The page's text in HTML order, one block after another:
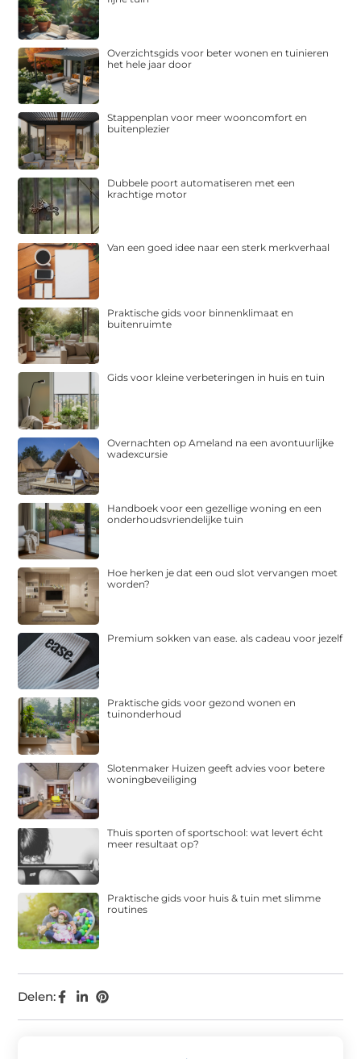
Delen:
Overzichtsgids voor beter wonen en tuinieren
het hele jaar door
Stappenplan voor meer wooncomfort en
buitenplezier
Dubbele poort automatiseren met een
krachtige motor
Van een goed idee naar een sterk merkverhaal
Praktische gids voor binnenklimaat en
buitenruimte
Gids voor kleine verbeteringen in huis en tuin
Overnachten op Ameland na een avontuurlijke
wadexcursie
Handboek voor een gezellige woning en een
onderhoudsvriendelijke tuin
Hoe herken je dat een oud slot vervangen moet
worden?
Premium sokken van ease. als cadeau voor jezelf
Praktische gids voor gezond wonen en
tuinonderhoud
Slotenmaker Huizen geeft advies voor betere
woningbeveiliging
Thuis sporten of sportschool: wat levert écht
meer resultaat op?
Praktische gids voor huis & tuin met slimme
routines